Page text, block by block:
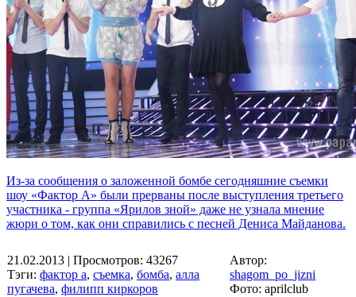
Из-за сообщения о заложенной бомбе сегодняшние съемки
шоу «Фактор А» были прерваны после выступления третьего
участника - группа «Ярилов зной» даже не узнала мнение
жюри о том, как они справились с песней Дениса Майданова.
21.02.2013 | Просмотров: 43267
Тэги: фактор а, съемка, бомба, алла
пугачева, филипп киркоров
Автор:
shagom_po_jizni
Фото: aprilclub